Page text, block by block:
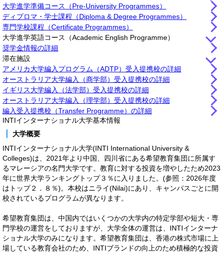
大学進学準備コース（Pre-University Programmes）
ディプロマ・学士課程（Diploma & Degree Programmes）
専門学校課程（Certificate Programmes）
大学進学英語コース
（Academic English Programme）
奨学金情報の詳細
滞在施設
アメリカ大学編入プログラム（ADTP）受入提携校の詳細
オーストラリア大学編入（商学部）受入提携校の詳細
イギリス大学編入（法学部）受入提携校の詳細
オーストラリア大学編入（理学部）受入提携校の詳細
編入受入提携校（Transfer Programme）の詳細
INTIインターナショナル大学基本情報
大学概要
INTIインターナショナル大学(INTI International University &
Colleges)は、2021年より中国、四川省にある希望教育集団に所属す
るマレーシアの名門大学です。教育に対する投資を増やしたため2023
年に世界大学ランキングトップ３％に入りました。(参照：2026年度
はトップ２．８％)。本校はニライ(Nilai)にあり、キャンパスごとに開
校されているプログラムが異なります。
希望教育集団は、中国内ではいくつかの大学内の特定学部や短大・専
門学校の運営をしておりますが、大学全体の運営は、INTIインターナ
ショナル大学のみになります。希望教育集団は、香港の株式市場に上
場している教育会社のため、INTIブランドの向上のため積極的な投資